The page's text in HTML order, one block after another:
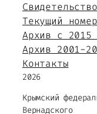
Текущий номер
Архив с 2015
Архив 2001-
Контакты
2026
Крымский
Вернадского